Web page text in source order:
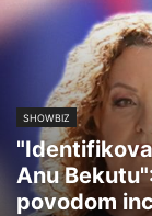
SHOWBIZ
Anu
povodom